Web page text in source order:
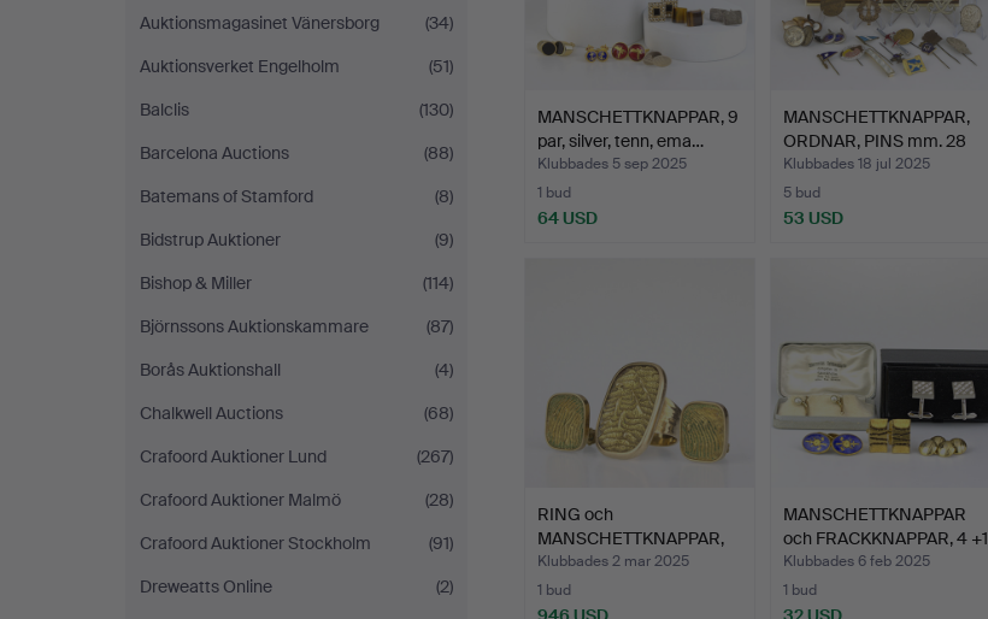
Auktionsmagasinet Vänersborg
(34)
Auktionsverket Engelholm
(51)
Balclis
(130)
Barcelona Auctions
(88)
Batemans of Stamford
(8)
Bidstrup Auktioner
(9)
Bishop & Miller
(114)
Björnssons Auktionskammare
(87)
Borås Auktionshall
(4)
Chalkwell Auctions
(68)
Crafoord Auktioner Lund
(267)
Crafoord Auktioner Malmö
(28)
Crafoord Auktioner Stockholm
(91)
Dreweatts Online
(2)
MANSCHETTKNAPPAR, 9
par, silver, tenn, ema…
Klubbades 5 sep 2025
1 bud
64 USD
MANSCHETTKNAPPAR,
ORDNAR, PINS mm. 28
dela…
Klubbades 18 jul 2025
5 bud
53 USD
RING och
MANSCHETTKNAPPAR,
guld 14k, märkt…
Klubbades 2 mar 2025
1 bud
MANSCHETTKNAPPAR
och FRACKKNAPPAR, 4 +1
pa…
Klubbades 6 feb 2025
1 bud